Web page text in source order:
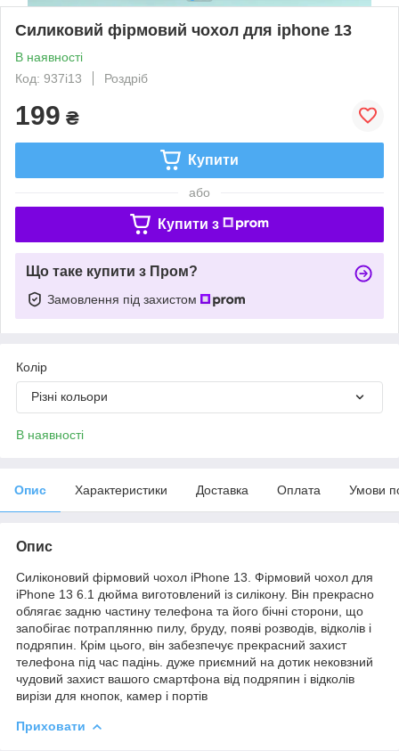
Силиковий фірмовий чохол для iphone 13
В наявності
Код: 937i13
Роздріб
199 ₴
Купити
або
Купити з
Що таке купити з Пром?
Замовлення під захистом
Колір
Різні кольори
В наявності
Опис Характеристики Доставка Оплата Умови
Опис
Силіконовий фірмовий чохол iPhone 13. Фірмовий чохол для
iPhone 13 6.1 дюйма виготовлений із силікону. Він прекрасно
облягає задню частину телефона та його бічні сторони, що
запобігає потраплянню пилу, бруду, появі розводів, відколів і
подряпин. Крім цього, він забезпечує прекрасний захист
телефона під час падінь. дуже приємний на дотик нековзний
чудовий захист вашого смартфона від подряпин і відколів
вирізи для кнопок, камер і портів
Приховати